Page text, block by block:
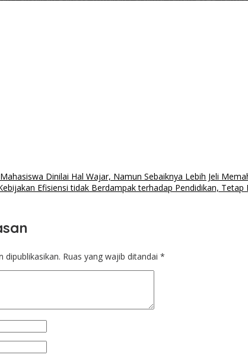
Dinilai Hal Wajar, Namun Sebaiknya Lebih Jeli
Efisiensi tidak Berdampak terhadap Pendidikan, Tetap
dipublikasikan. Ruas yang wajib ditandai *